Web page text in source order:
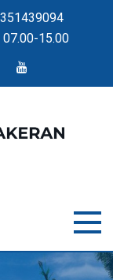
07.00-15.00
Takeran